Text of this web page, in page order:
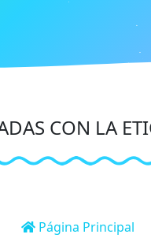
CON LA
Página Principal